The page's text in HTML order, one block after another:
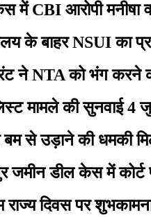
आरोपी मनीषा
के बाहर NSUI का
NTA को भंग करने की
मामले की सुनवाई 4
से उड़ाने की धमकी
जमीन डील केस में
दिवस पर